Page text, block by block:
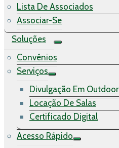
Lista De Associados
Associar-Se
Soluções
Convênios
Serviços
Divulgação Em Outdoor
Locação De Salas
Certificado Digital
Acesso Rápido